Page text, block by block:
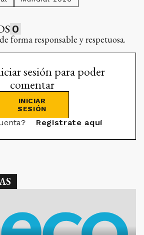
0
forma responsable y respetuosa.
sesión para poder
comentar
INICIAR
SESIÓN
Registrate aquí